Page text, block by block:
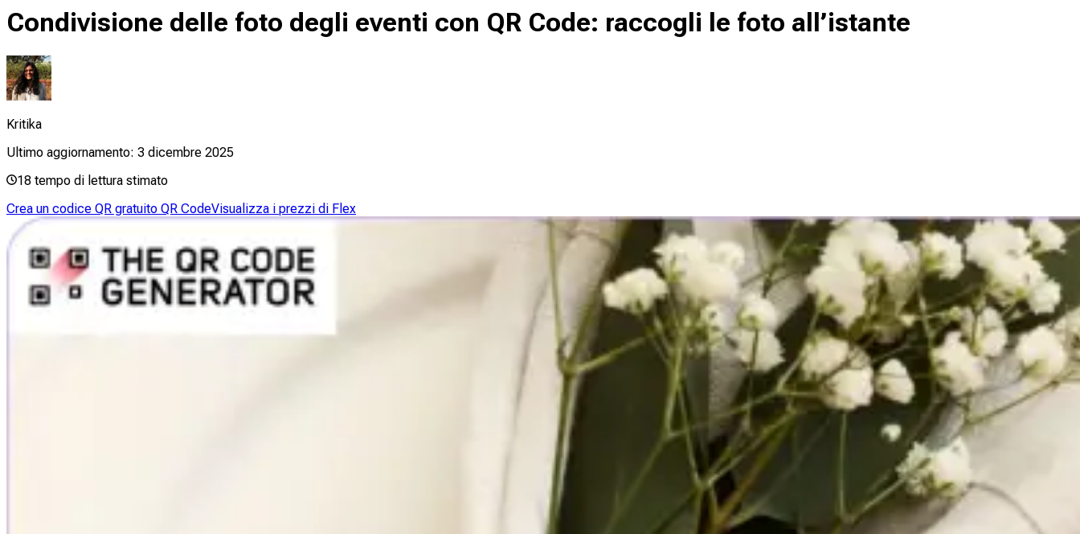
Condivisione delle foto degli eventi con QR Code: raccogli le foto all’istante
Kritika
Ultimo aggiornamento: 3 dicembre 2025
18 tempo di lettura stimato
Crea un codice QR gratuito QR CodeVisualizza i prezzi di Flex